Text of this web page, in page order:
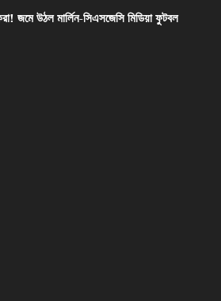
জমে উঠল মার্লিন-সিএসজেসি মিডিয়া ফুটবল